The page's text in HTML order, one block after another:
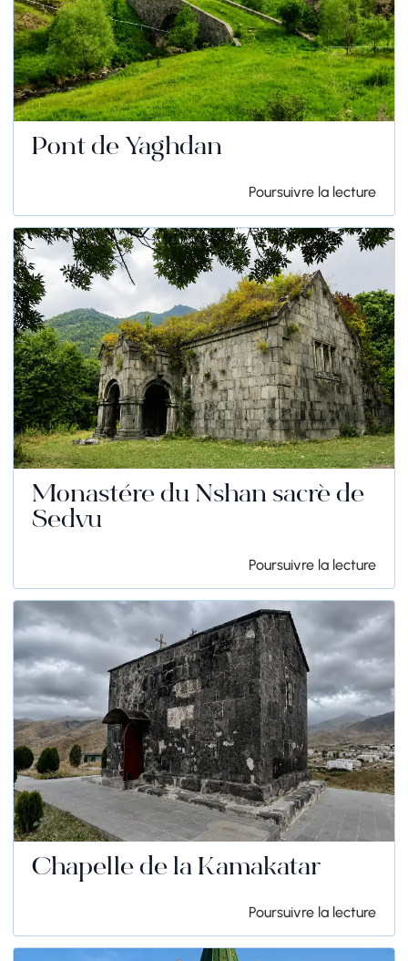
Pont de Yaghdan
Poursuivre la lecture
Monastère du Nshan sacré de
Sedvu
Poursuivre la lecture
Chapelle de la Kamakatar
Poursuivre la lecture